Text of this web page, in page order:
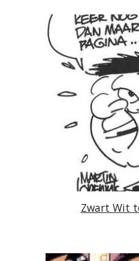
Zwart Wit